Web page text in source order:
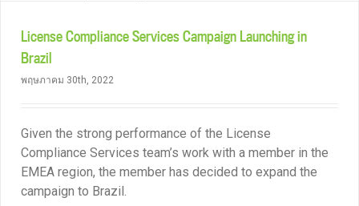
License Compliance Services Campaign Launching in
Brazil
พฤษภาคม 30th, 2022
Given the strong performance of the License
Compliance Services team’s work with a member in the
EMEA region, the member has decided to expand the
campaign to Brazil.